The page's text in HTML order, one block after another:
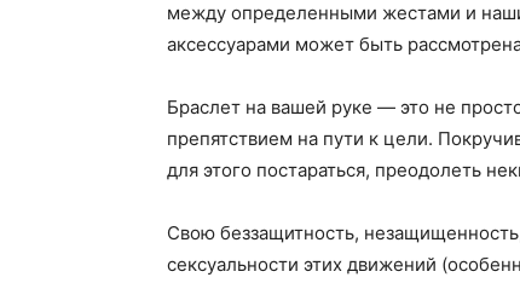
между определенными жестами и
аксессуарами может быть
Браслет на вашей руке — это не
препятствием на пути к цели.
для этого постараться, преодолеть
Свою беззащитность,
сексуальности этих движений